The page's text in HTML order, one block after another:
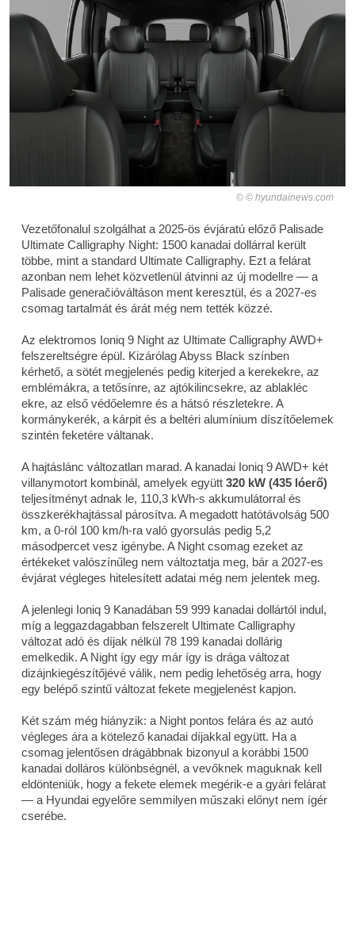
© hyundainews.com
Vezetőfonalul szolgálhat a 2025-ös évjáratú előző Palisade
Ultimate Calligraphy Night: 1500 kanadai dollárral került
többe, mint a standard Ultimate Calligraphy. Ezt a felárat
azonban nem lehet közvetlenül átvinni az új modellre — a
Palisade generačióváltáson ment keresztül, és a 2027-es
csomag tartalmát és árát még nem tették közzé.
Az elektromos Ioniq 9 Night az Ultimate Calligraphy AWD+
felszereltségre épül. Kizárólag Abyss Black színben
kérhető, a sötét megjelenés pedig kiterjed a kerekekre, az
emblémákra, a tetősínre, az ajtókilincsekre, az ablakléc
ekre, az első védőelemre és a hátsó részletekre. A
kormánykerék, a kárpit és a beltéri alumínium díszítőelemek
szintén feketére váltanak.
A hajtáslánc változatlan marad. A kanadai Ioniq 9 AWD+ két
villanymotort kombinál, amelyek együtt 320 kW (435 lóerő)
teljesítményt adnak le, 110,3 kWh-s akkumulátorral és
összkerékhajtással párosítva. A megadott hatótávolság 500
km, a 0-ról 100 km/h-ra való gyorsulás pedig 5,2
másodpercet vesz igénybe. A Night csomag ezeket az
értékeket valószínűleg nem változtatja meg, bár a 2027-es
évjárat végleges hitelesített adatai még nem jelentek meg.
A jelenlegi Ioniq 9 Kanadában 59 999 kanadai dollártól indul,
míg a leggazdagabban felszerelt Ultimate Calligraphy
változat adó és díjak nélkül 78 199 kanadai dollárig
emelkedik. A Night így egy már így is drága változat
dizájnkiegészítőjévé válik, nem pedig lehetőség arra, hogy
egy belépő szintű változat fekete megjelenést kapjon.
Két szám még hiányzik: a Night pontos felára és az autó
végleges ára a kötelező kanadai díjakkal együtt. Ha a
csomag jelentősen drágábbnak bizonyul a korábbi 1500
kanadai dolláros különbségnél, a vevőknek maguknak kell
eldönteniük, hogy a fekete elemek megérik-e a gyári felárat
— a Hyundai egyelőre semmilyen műszaki előnyt nem ígér
cserébe.